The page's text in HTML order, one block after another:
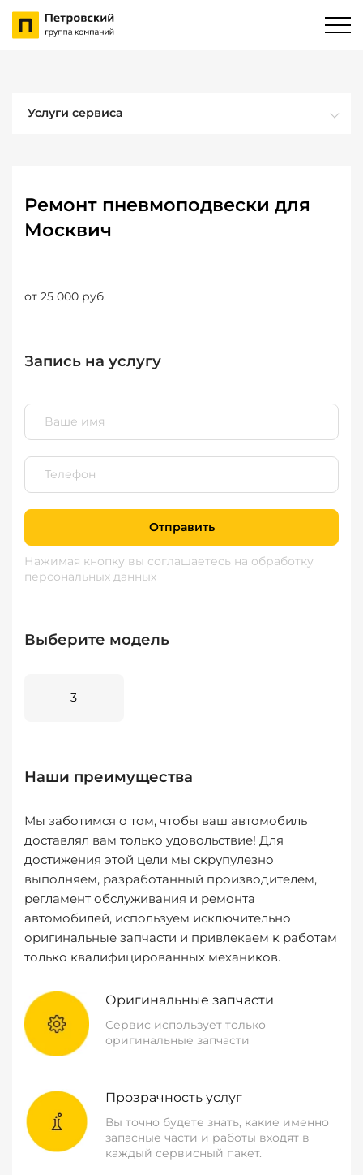
Услуги сервиса
Ремонт пневмоподвески для
Москвич
от 25 000 руб.
Запись на услугу
Отправить
Нажимая кнопку вы соглашаетесь на обработку
персональных данных
Выберите модель
3
Наши преимущества
Мы заботимся о том, чтобы ваш автомобиль
доставлял вам только удовольствие! Для
достижения этой цели мы скрупулезно
выполняем, разработанный производителем,
регламент обслуживания и ремонта
автомобилей, используем исключительно
оригинальные запчасти и привлекаем к работам
только квалифицированных механиков.
Оригинальные запчасти
Сервис использует только
оригинальные запчасти
Прозрачность услуг
Вы точно будете знать, какие именно
запасные части и работы входят в
каждый сервисный пакет.